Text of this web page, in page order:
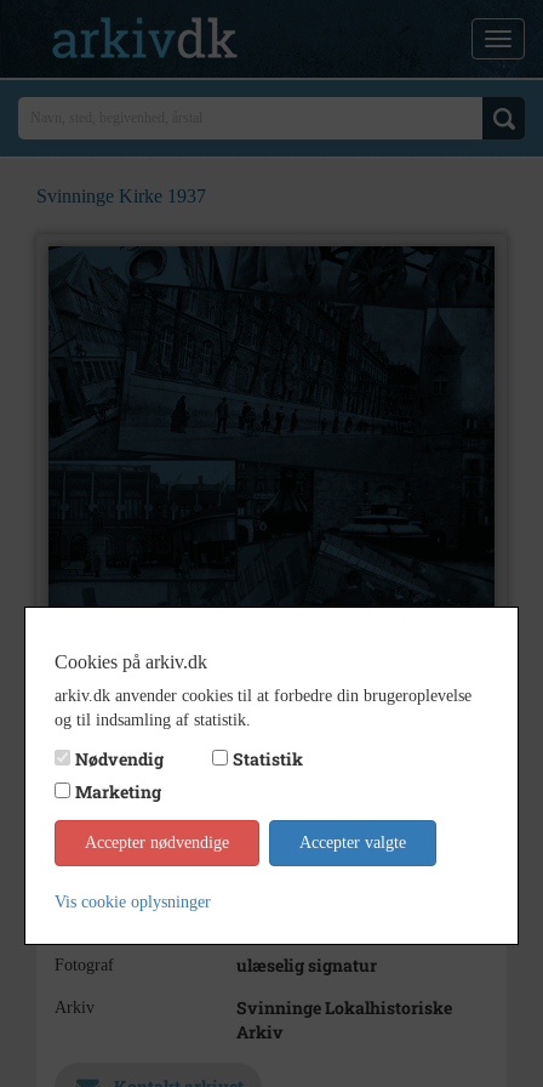
Svinninge Kirke 1937
Nummer B5390
Type
Beskrivelse Svinninge Kirke 1937
Fotograf ulæselig signatur
Arkiv
Svinninge Lokalhistoriske
Arkiv
Cookies på arkiv.dk
arkiv.dk anvender cookies til at forbedre din brugeroplevelse
og til indsamling af statistik.
Nødvendig
Statistik
Marketing
Accepter nødvendige Accepter valgte
Vis cookie oplysninger